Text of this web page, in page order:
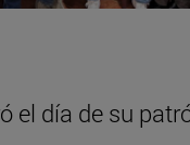
el día de su